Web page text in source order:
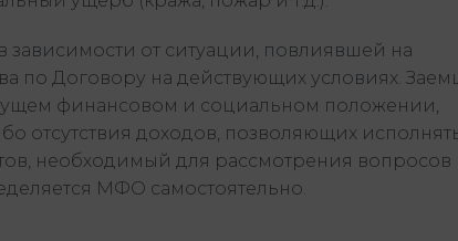
от ситуации, повлиявшей на
по Договору на действующих условиях.
финансовом и социальном положении,
отсутствия доходов, позволяющих
необходимый для рассмотрения вопросов
МФО самостоятельно.